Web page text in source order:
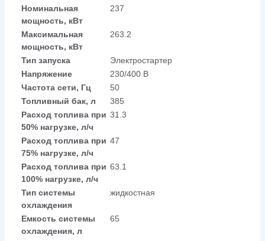
Номинальная
мощность, кВт
237
Максимальная
мощность, кВт
263.2
Тип запуска
Электростартер
Напряжение
230/400 В
Частота сети, Гц
50
Топливный бак, л
385
Расход топлива при
50% нагрузке, л/ч
31.3
Расход топлива при
75% нагрузке, л/ч
47
Расход топлива при
100% нагрузке, л/ч
63.1
Тип системы
охлаждения
жидкостная
Емкость системы
охлаждения, л
65